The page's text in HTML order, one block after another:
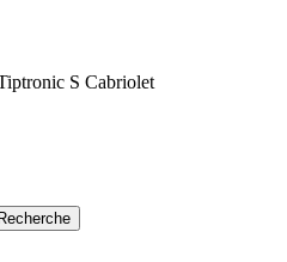
S Cabriolet